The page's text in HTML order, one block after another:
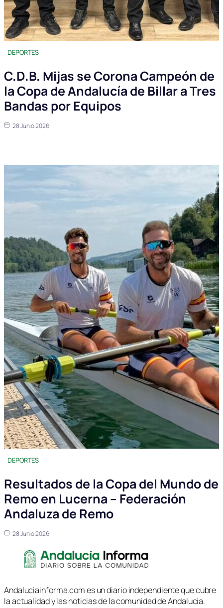
DEPORTES
C.D.B. Mijas se Corona Campeón de
la Copa de Andalucía de Billar a Tres
Bandas por Equipos
28 Junio 2026
DEPORTES
Resultados de la Copa del Mundo de
Remo en Lucerna – Federación
Andaluza de Remo
28 Junio 2026
Andaluciainforma.com es un diario independiente que cubre
la actualidad y las noticias de la comunidad de Andalucía.